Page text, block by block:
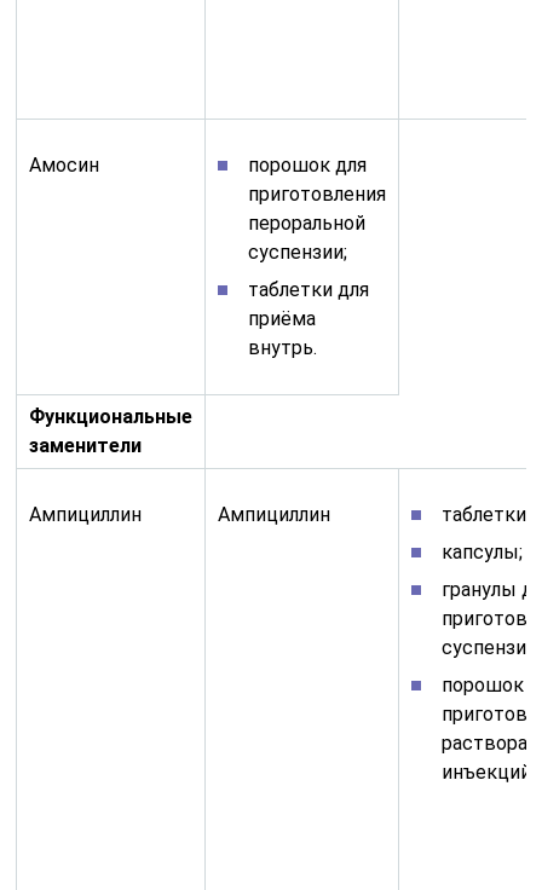
Амосин
порошок для
приготовления
пероральной
суспензии;
таблетки для
приёма
внутрь.
Функциональные
заменители
Ампициллин Ампициллин
таблетки;
капсулы;
гранулы
суспензии;
порошок
раствора
инъекций.